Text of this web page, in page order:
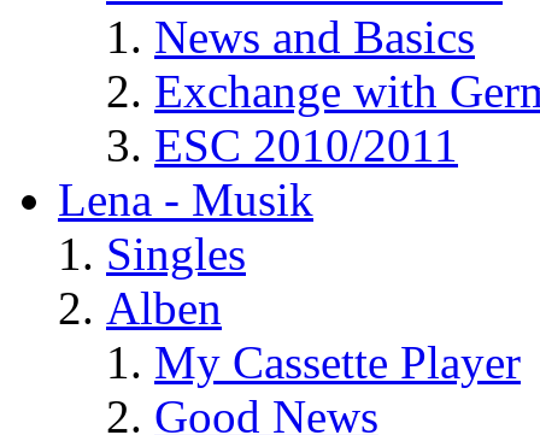
News and Basics
Exchange with
ESC 2010/2011
Lena - Musik
Singles
Alben
My Cassette Player
Good News